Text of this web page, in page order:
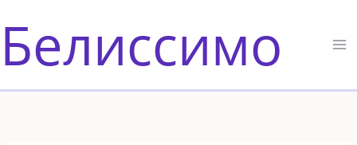
к
содержимому
Белиссимо